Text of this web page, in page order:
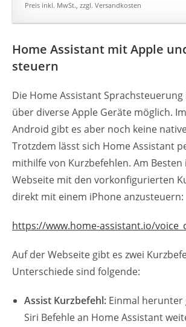
Preis inkl. MwSt., zzgl. Versandkosten
Home Assistant mit Apple
steuern
Die Home Assistant
über diverse Apple Geräte möglich.
Android gibt es aber noch keine
Trotzdem lässt sich Home Assistant
mithilfe von Kurzbefehlen. Am Besten
Webseite mit den vorkonfigurierten
direkt mit einem iPhone anzusteuern:
https://www.home-assistant.io/
Auf der Webseite gibt es zwei
Unterschiede sind folgende:
Assist Kurzbefehl: Einmal herunter
Siri Befehle an Home Assistant